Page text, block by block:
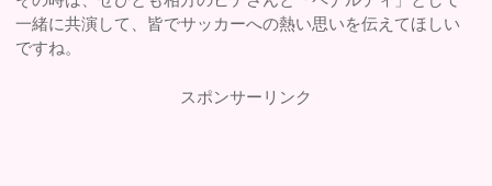
一緒に共演して、皆でサッカーへの熱い思いを伝えてほしい
ですね。
スポンサーリンク